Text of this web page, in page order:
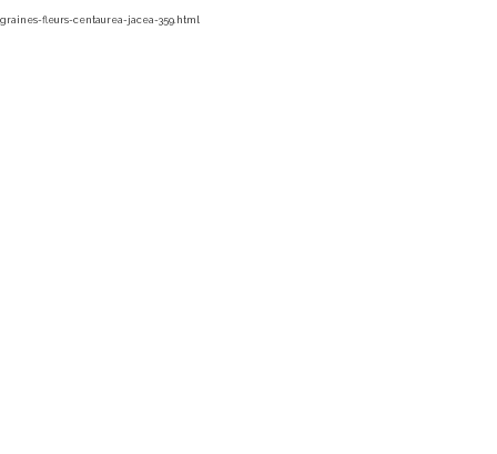
graines-fleurs-centaurea-jacea-359.html